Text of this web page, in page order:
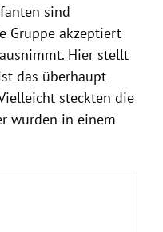
sind
Gruppe akzeptiert
Hier stellt
das überhaupt
steckten die
wurden in einem